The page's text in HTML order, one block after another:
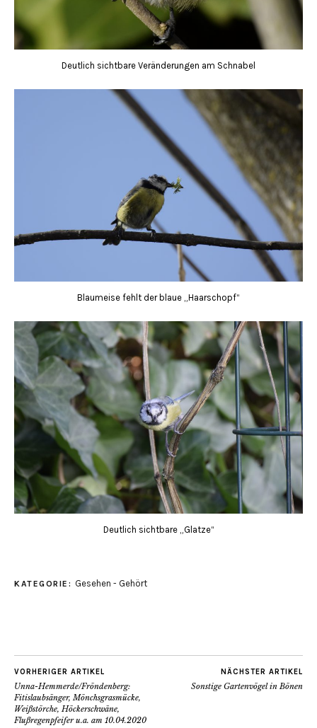
Deutlich sichtbare Veränderungen am Schnabel
Blaumeise fehlt der blaue „Haarschopf“
Deutlich sichtbare „Glatze“
KATEGORIE: Gesehen - Gehört
VORHERIGER ARTIKEL
Unna-Hemmerde/Fröndenberg:
Fitislaubsänger, Mönchsgrasmücke,
Weißstörche, Höckerschwäne,
Flußregenpfeifer u.a. am 10.04.2020
NÄCHSTER ARTIKEL
Sonstige Gartenvögel in Bönen